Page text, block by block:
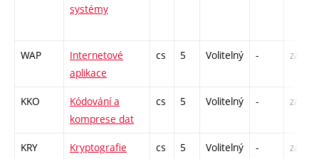
systémy
WAP
Internetové
aplikace
cs 5 Volitelný - zá,zk
KKO
Kódování a
komprese dat
cs 5 Volitelný - zá,zk
KRY Kryptografie cs 5 Volitelný - zá,zk